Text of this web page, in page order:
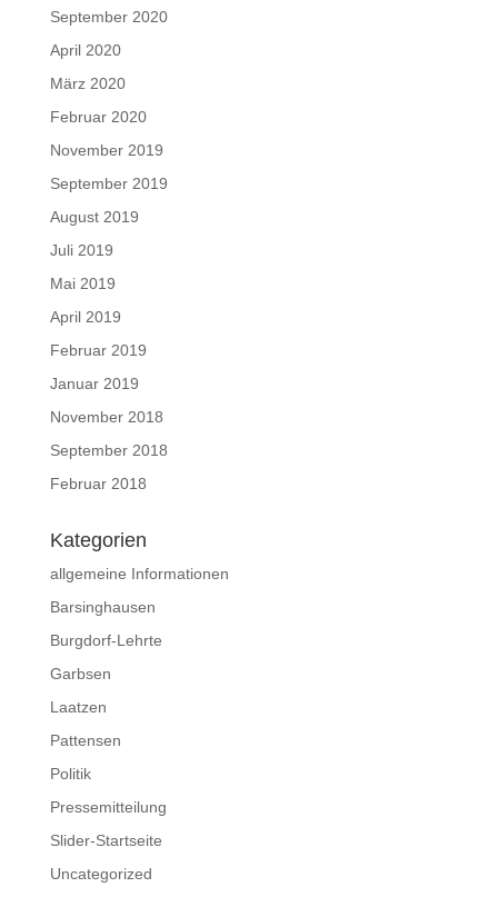
September 2020
April 2020
März 2020
Februar 2020
November 2019
September 2019
August 2019
Juli 2019
Mai 2019
April 2019
Februar 2019
Januar 2019
November 2018
September 2018
Februar 2018
Kategorien
allgemeine Informationen
Barsinghausen
Burgdorf-Lehrte
Garbsen
Laatzen
Pattensen
Politik
Pressemitteilung
Slider-Startseite
Uncategorized